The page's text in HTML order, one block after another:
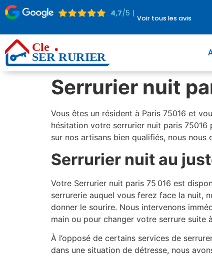
4,7/5 |
Voir tous les avis
Serrurier nuit
Vous êtes un résident à Paris 75016 et
hésitation votre serrurier nuit paris
sur nos artisans bien qualifiés, nous
Serrurier nuit au
Votre Serrurier nuit paris 75 016 est
serrurerie auquel vous ferez face la nuit,
donner le sourire. Nous intervenons
main ou pour changer votre serrure suite
À l’opposé de certains services de
dans une situation de détresse, nous